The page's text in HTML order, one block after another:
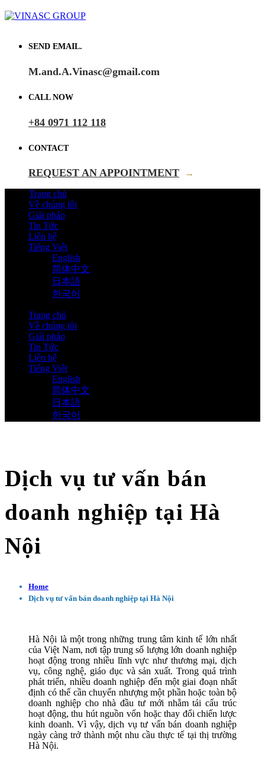
SEND EMAIL.
M.and.A.Vinasc@gmail.com
CALL NOW
+84 0971 112 118
CONTACT
REQUEST AN APPOINTMENT →
Trang chủ
Về chúng tôi
Giải pháp
Tin Tức
Liên hệ
Tiếng Việt
English
简体中文
日本語
한국어
Trang chủ
Về chúng tôi
Giải pháp
Tin Tức
Liên hệ
Tiếng Việt
English
简体中文
日本語
한국어
Dịch vụ tư vấn bán
doanh nghiệp tại Hà
Nội
Home
Dịch vụ tư vấn bán doanh nghiệp tại Hà Nội
Hà Nội là một trong những trung tâm kinh tế lớn nhất
của Việt Nam, nơi tập trung số lượng lớn doanh nghiệp
hoạt động trong nhiều lĩnh vực như thương mại, dịch
vụ, công nghệ, giáo dục và sản xuất. Trong quá trình
phát triển, nhiều doanh nghiệp đến một giai đoạn nhất
định có thể cần chuyển nhượng một phần hoặc toàn bộ
doanh nghiệp cho nhà đầu tư mới nhằm tái cấu trúc
hoạt động, thu hút nguồn vốn hoặc thay đổi chiến lược
kinh doanh. Vì vậy, dịch vụ tư vấn bán doanh nghiệp
ngày càng trở thành một nhu cầu thực tế tại thị trường
Hà Nội.